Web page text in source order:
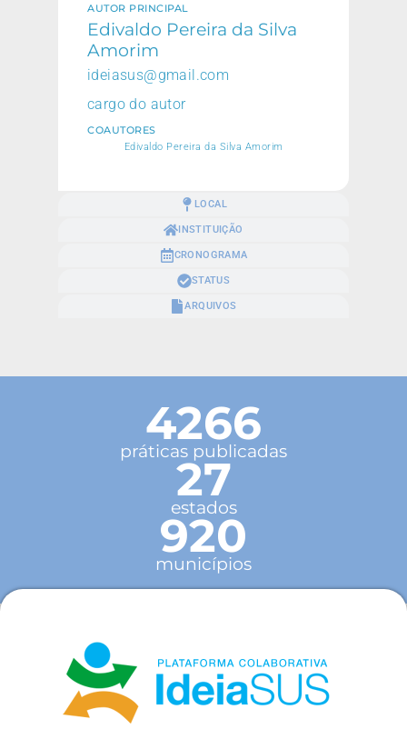
LOCAL
INSTITUIÇÃO
CRONOGRAMA
STATUS
ARQUIVOS
AUTOR PRINCIPAL
Edivaldo Pereira da Silva
Amorim
ideiasus@gmail.com
cargo do autor
COAUTORES
Edivaldo Pereira da Silva Amorim
4266
práticas publicadas
27
estados
920
municípios